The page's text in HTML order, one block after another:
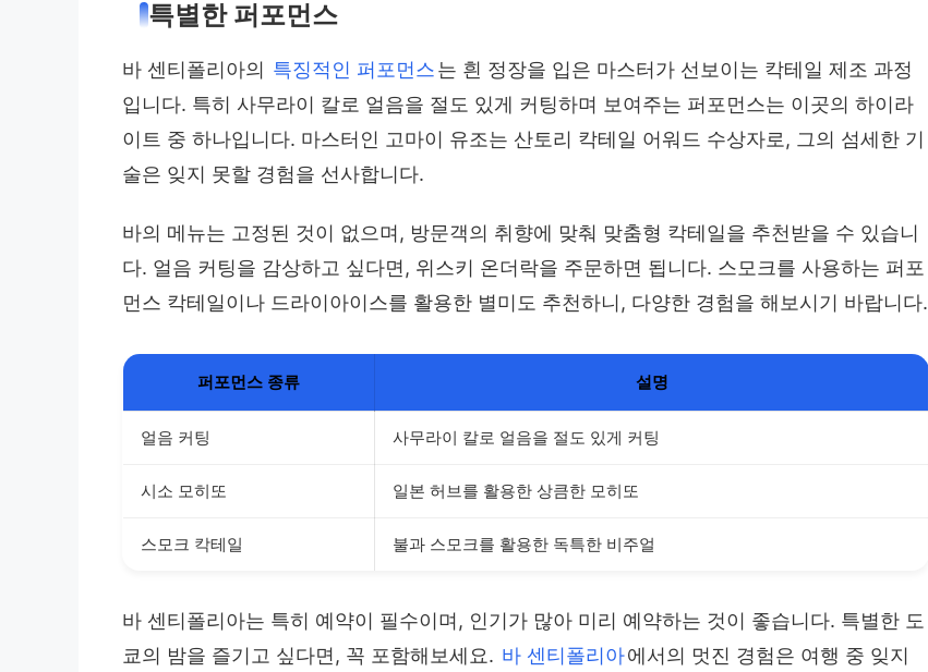
특별한 퍼포먼스
바 센티폴리아의 특징적인 퍼포먼스는 흰 정장을 입은 마스터가 선보이는 칵테일 제조 과정
입니다. 특히 사무라이 칼로 얼음을 절도 있게 커팅하며 보여주는 퍼포먼스는 이곳의 하이라
이트 중 하나입니다. 마스터인 고마이 유조는 산토리 칵테일 어워드 수상자로, 그의 섬세한 기
술은 잊지 못할 경험을 선사합니다.
바의 메뉴는 고정된 것이 없으며, 방문객의 취향에 맞춰 맞춤형 칵테일을 추천받을 수 있습니
다. 얼음 커팅을 감상하고 싶다면, 위스키 온더락을 주문하면 됩니다. 스모크를 사용하는 퍼포
먼스 칵테일이나 드라이아이스를 활용한 별미도 추천하니, 다양한 경험을 해보시기 바랍니다.
퍼포먼스 종류 설명
얼음 커팅 사무라이 칼로 얼음을 절도 있게 커팅
시소 모히또 일본 허브를 활용한 상큼한 모히또
스모크 칵테일 불과 스모크를 활용한 독특한 비주얼
바 센티폴리아는 특히 예약이 필수이며, 인기가 많아 미리 예약하는 것이 좋습니다. 특별한 도
쿄의 밤을 즐기고 싶다면, 꼭 포함해보세요. 바 센티폴리아에서의 멋진 경험은 여행 중 잊지